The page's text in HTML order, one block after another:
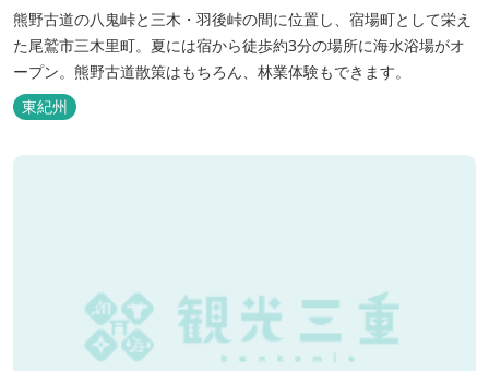
熊野古道の八鬼峠と三木・羽後峠の間に位置し、宿場町として栄え
た尾鷲市三木里町。夏には宿から徒歩約3分の場所に海水浴場がオ
ープン。熊野古道散策はもちろん、林業体験もできます。
東紀州